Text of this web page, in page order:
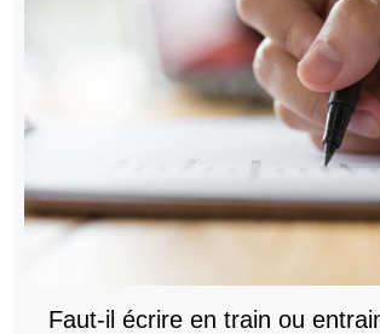
Faut-il écrire en train ou